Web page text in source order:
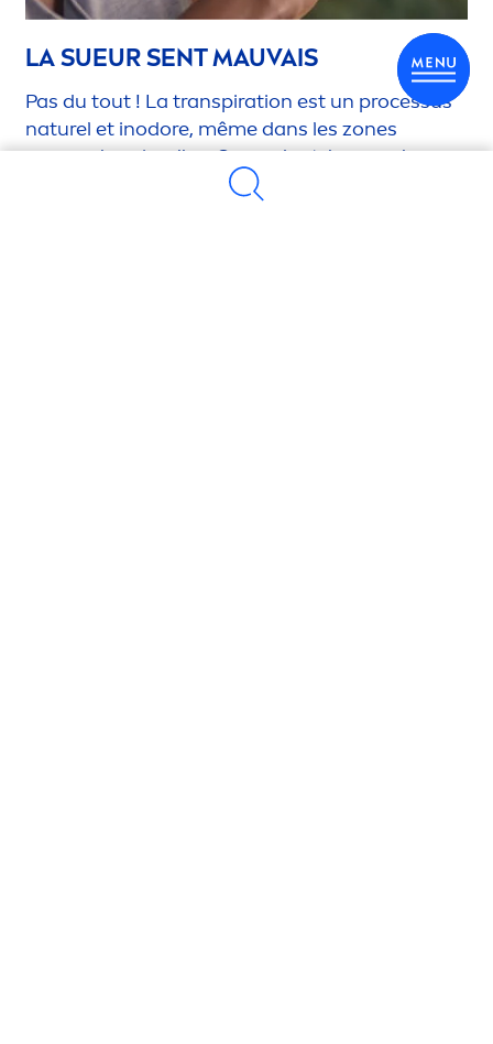
LA SUEUR SENT MAUVAIS
Pas du tout ! La transpiration est un processus
naturel et inodore, même dans les zones
comme les aisselles. Cependant, lorsque la
sueur s’accumule dans les zones poilues